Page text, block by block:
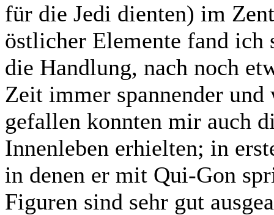
für die Jedi dienten) im
östlicher Elemente fand ich
die Handlung, nach noch
Zeit immer spannender und
gefallen konnten mir auch
Innenleben erhielten; in
in denen er mit Qui-Gon
Figuren sind sehr gut